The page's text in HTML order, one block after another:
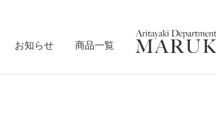
お知らせ 商品一覧